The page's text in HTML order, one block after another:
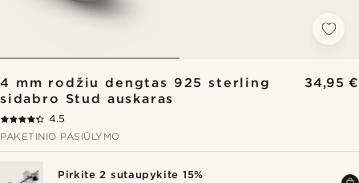
4 mm rodžiu dengtas 925 sterling
sidabro Stud auskaras
34,95 €
4.5
PAKETINIO PASIŪLYMO
Pirkite 2 sutaupykite 15%